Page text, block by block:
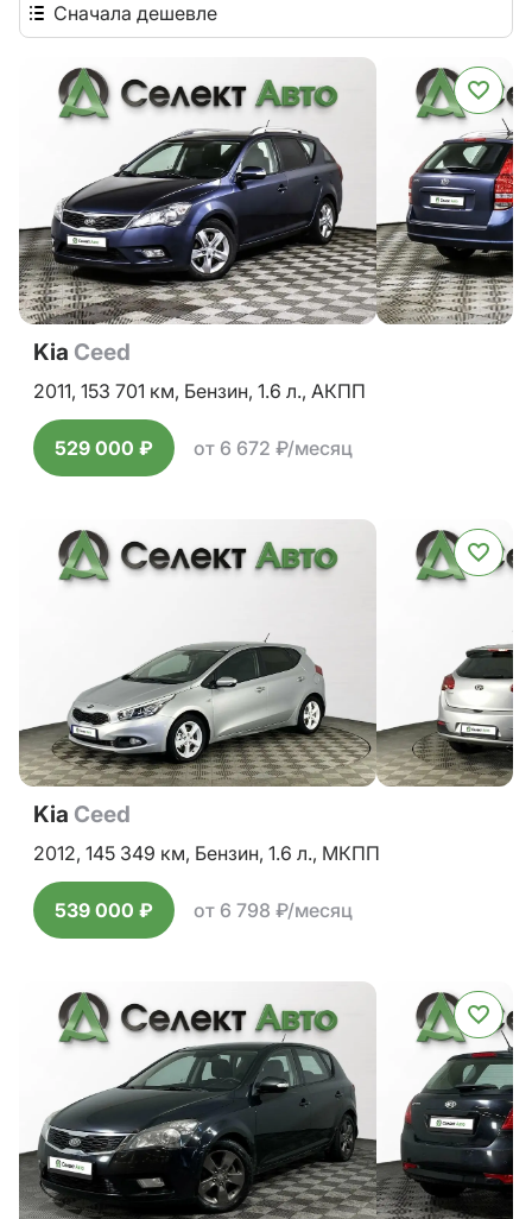
Сначала дешевле
Kia Ceed
2011, 153 701 км, Бензин, 1.6 л., АКПП
529 000 ₽ от 6 672 ₽/месяц
Kia Ceed
2012, 145 349 км, Бензин, 1.6 л., МКПП
539 000 ₽ от 6 798 ₽/месяц